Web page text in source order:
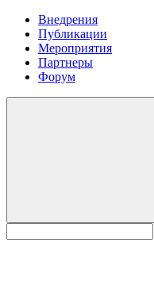
Внедрения
Публикации
Мероприятия
Партнеры
Форум